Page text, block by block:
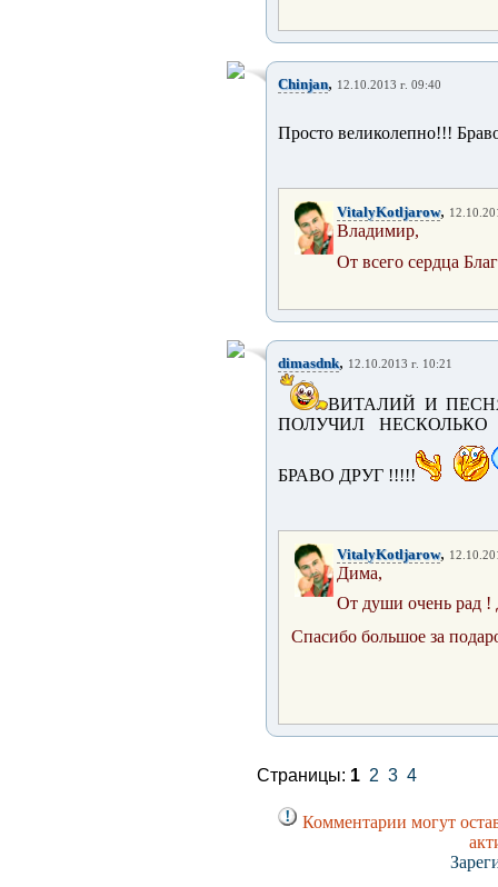
Chinjan, 12.10.2013 г. 09:40
Просто великолепно!!!
VitalyKotljarow,
Владимир,
От всего сердца
dimasdnk, 12.10.2013 г. 10:21
ВИТАЛИЙ И
ПОЛУЧИЛ
БРАВО ДРУГ !!!!!
VitalyKotljarow,
Дима,
От души очень рад
Спасибо большое за
Страницы: 1 2 3 4
Комментарии могут